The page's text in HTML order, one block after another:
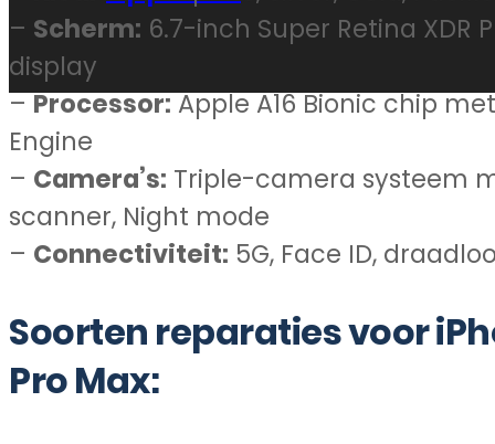
– Scherm: 6.7-inch Super Retina XDR
display
–Processor:Apple A16 Bionic chip
Engine
– Camera’s: Triple-camera systeem
scanner, Night mode
– Connectiviteit: 5G, Face ID,
Soorten reparaties voor
Pro Max: